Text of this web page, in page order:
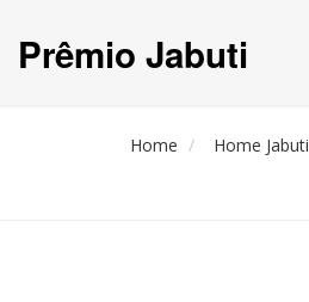
Prêmio Jabuti
Home Home Jabuti